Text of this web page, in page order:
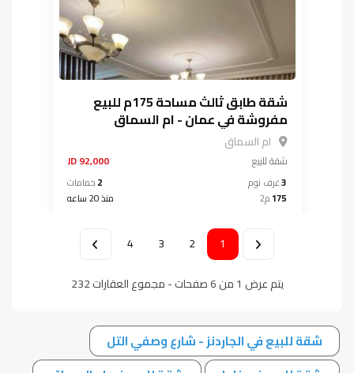
شقة طابق ثالث مساحة 175م للبيع
مفروشة في عمان - ام السماق
ام السماق
شقةللبيع 92,000 JD
3غرف نوم 2حمامات
175م2 منذ 20 ساعه
السابقة
1
2
3
4
يتم عرض 1 من 6 صفحات - مجموع العقارات 232
شقة للبيع في الجاردنز - شارع وصفي التل